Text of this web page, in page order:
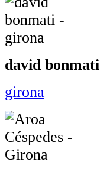
david bonmati
girona